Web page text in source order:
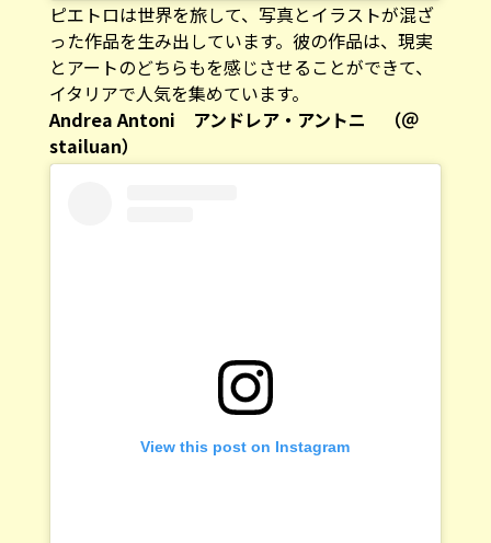
ピエトロは世界を旅して、写真とイラストが混ざ
った作品を生み出しています。彼の作品は、現実
とアートのどちらもを感じさせることができて、
イタリアで人気を集めています。
Andrea Antoni アンドレア・アントニ （＠
stailuan）
View this post on Instagram